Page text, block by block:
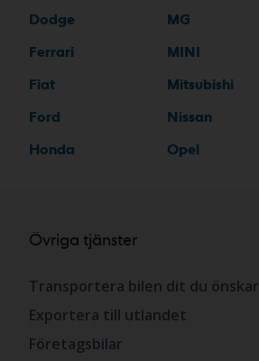
Dodge
Ferrari
Fiat
Ford
Honda
MG
MINI
Mitsubishi
Nissan
Opel
Övriga tjänster
Transportera bilen dit du önskar
Exportera till utlandet
Företagsbilar